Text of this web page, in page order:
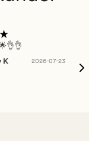
K
2026-07-23